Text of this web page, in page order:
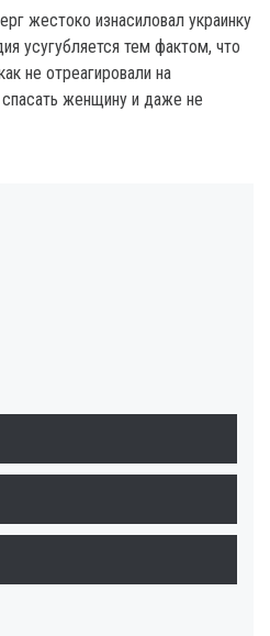
жестоко изнасиловал украинку
усугубляется тем фактом, что
не отреагировали на
женщину и даже не